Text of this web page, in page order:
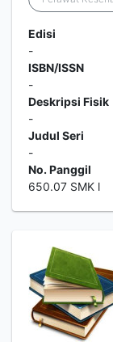
Edisi
-
ISBN/ISSN
-
Deskripsi Fisik
-
Judul Seri
-
No. Panggil
650.07 SMK l